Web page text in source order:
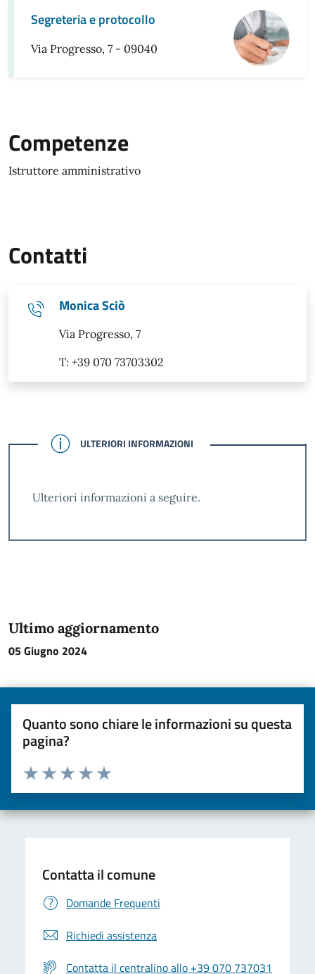
Segreteria e protocollo
Via Progresso, 7 - 09040
Competenze
Istruttore amministrativo
Contatti
Monica Sciò
Via Progresso, 7
T: +39 070 73703302
CONFERMATO
ULTERIORI INFORMAZIONI
Ulteriori informazioni a seguire.
Ultimo aggiornamento
05 Giugno 2024
Quanto sono chiare le informazioni su questa
pagina?
Valuta da 1 a 5 stelle la pagina
Valuta 5 stelle su 5
Valuta 4 stelle su 5
Valuta 3 stelle su 5
Valuta 2 stelle su 5
Valuta una stella su 5
Contatta il comune
Domande Frequenti
Richiedi assistenza
Contatta il centralino allo +39 070 737031